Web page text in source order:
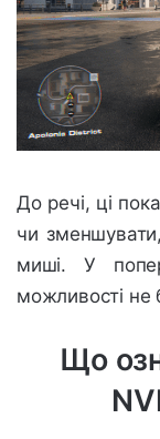
До речі, ці
чи
миші. У
можливості не
Що